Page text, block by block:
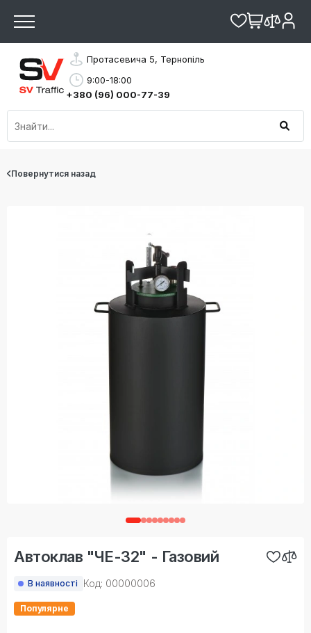
Протасевича 5, Тернопіль
9:00-18:00
+380 (96) 000-77-39
Повернутися назад
Автоклав "ЧЕ-32" - Газовий
В наявності Код: 00000006
Популярне